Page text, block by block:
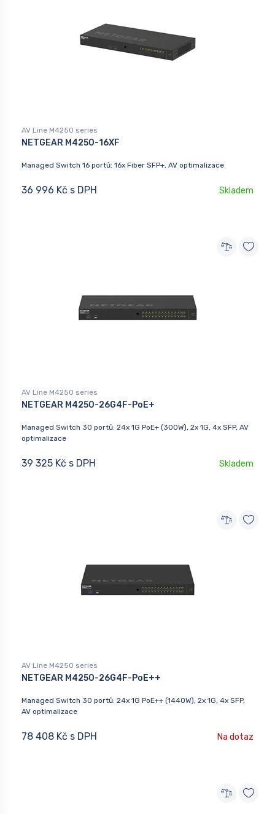
AV Line M4250 series
NETGEAR M4250-16XF
Managed Switch 16 portů: 16x Fiber SFP+, AV optimalizace
36 996 Kč s DPH Skladem
AV Line M4250 series
NETGEAR M4250-26G4F-PoE+
Managed Switch 30 portů: 24x 1G PoE+ (300W), 2x 1G, 4x SFP, AV
optimalizace
39 325 Kč s DPH Skladem
AV Line M4250 series
NETGEAR M4250-26G4F-PoE++
Managed Switch 30 portů: 24x 1G PoE++ (1440W), 2x 1G, 4x SFP,
AV optimalizace
78 408 Kč s DPH Na dotaz